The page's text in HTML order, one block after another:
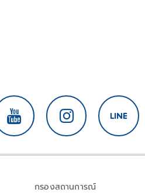
กรองสถานการณ์